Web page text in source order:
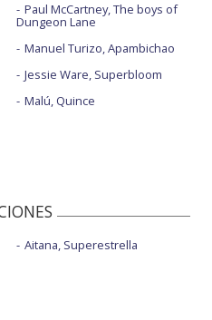
Paul McCartney, The boys of
Dungeon Lane
Manuel Turizo, Apambichao
Jessie Ware, Superbloom
Malú, Quince
Aitana, Superestrella